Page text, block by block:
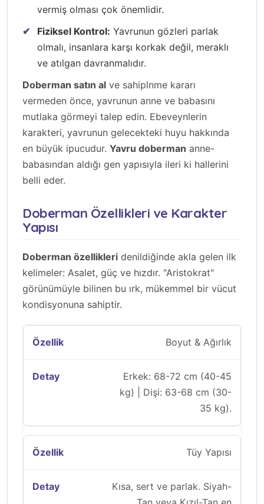
vermiş olması çok önemlidir.
Fiziksel Kontrol: Yavrunun gözleri parlak
olmalı, insanlara karşı korkak değil, meraklı
ve atılgan davranmalıdır.
Doberman satın al ve sahiplnme kararı
vermeden önce, yavrunun anne ve babasını
mutlaka görmeyi talep edin. Ebeveynlerin
karakteri, yavrunun gelecekteki huyu hakkında
en büyük ipucudur. Yavru doberman anne-
babasından aldığı gen yapısıyla ileri ki hallerini
belli eder.
Doberman Özellikleri ve Karakter
Yapısı
Doberman özellikleri denildiğinde akla gelen ilk
kelimeler: Asalet, güç ve hızdır. "Aristokrat"
görünümüyle bilinen bu ırk, mükemmel bir vücut
kondisyonuna sahiptir.
Boyut & Ağırlık
Erkek: 68-72 cm (40-45
kg) | Dişi: 63-68 cm (30-
35 kg).
Tüy Yapısı
Kısa, sert ve parlak. Siyah-